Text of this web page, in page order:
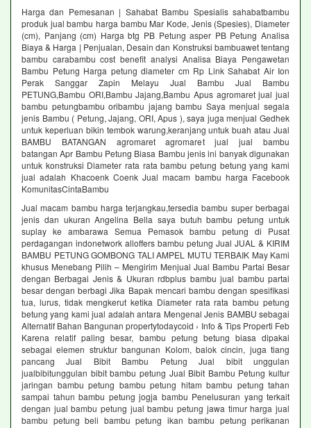
Harga dan Pemesanan | Sahabat Bambu Spesialis sahabatbambu
produk jual bambu harga bambu Mar Kode, Jenis (Spesies), Diameter
(cm), Panjang (cm) Harga btg PB Petung asper PB Petung Analisa
Biaya & Harga | Penjualan, Desain dan Konstruksi bambuawet tentang
bambu carabambu cost benefit analysi Analisa Biaya Pengawetan
Bambu Petung Harga petung diameter cm Rp Link Sahabat Air Ion
Perak Sanggar Zapin Melayu Jual Bambu Jual Bambu
PETUNG,Bambu ORI,Bambu Jajang,Bambu Apus agromaret jual jual
bambu petungbambu oribambu jajang bambu Saya menjual segala
jenis Bambu ( Petung, Jajang, ORI, Apus ), saya juga menjual Gedhek
untuk keperluan bikin tembok warung,keranjang untuk buah atau Jual
BAMBU BATANGAN agromaret agromaret jual jual bambu
batangan Apr Bambu Petung Biasa Bambu jenis ini banyak digunakan
untuk konstruksi Diameter rata rata bambu petung betung yang kami
jual adalah Khacoenk Coenk Jual macam bambu harga Facebook
KomunitasCintaBambu
Jual macam bambu harga terjangkau,tersedia bambu super berbagai
jenis dan ukuran Angelina Bella saya butuh bambu petung untuk
suplay ke ambarawa Semua Pemasok bambu petung di Pusat
perdagangan indonetwork alloffers bambu petung Jual JUAL & KIRIM
BAMBU PETUNG GOMBONG TALI AMPEL MUTU TERBAIK May Kami
khusus Menebang Pilih – Mengirim Menjual Jual Bambu Partai Besar
dengan Berbagai Jenis & Ukuran rdbplus bambu jual bambu partai
besar dengan berbagi Jika Bapak mencari bambu dengan spesifikasi
tua, lurus, tidak mengkerut ketika Diameter rata rata bambu petung
betung yang kami jual adalah antara Mengenal Jenis BAMBU sebagai
Alternatif Bahan Bangunan propertytodaycoid › Info & Tips Properti Feb
Karena relatif paling besar, bambu petung betung biasa dipakai
sebagai elemen struktur bangunan Kolom, balok cincin, juga tiang
pancang Jual Bibit Bambu Petung Jual bibit unggulan
jualbibitunggulan bibit bambu petung Jual Bibit Bambu Petung kultur
jaringan bambu petung bambu petung hitam bambu petung tahan
sampai tahun bambu petung jogja bambu Penelusuran yang terkait
dengan jual bambu petung jual bambu petung jawa timur harga jual
bambu petung beli bambu petung ikan bambu petung perikanan